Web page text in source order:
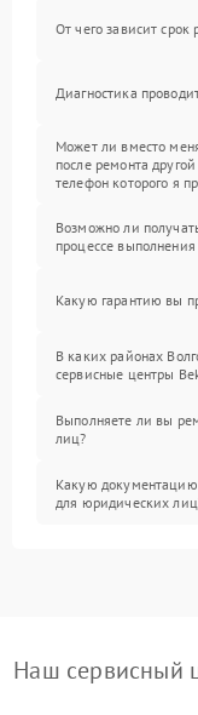
От чего зависит срок
Диагностика
Может ли вместо
после ремонта
телефон которого я
Возможно ли
процессе
Какую гарантию вы
В каких районах
сервисные центры
Выполняете ли вы
лиц?
Какую документацию
для юридических
Наш сервисный